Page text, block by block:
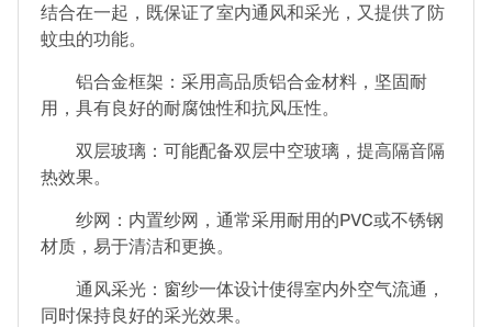
结合在一起，既保证了室内通风和采光，又提供了防
蚊虫的功能。
铝合金框架：采用高品质铝合金材料，坚固耐
用，具有良好的耐腐蚀性和抗风压性。
双层玻璃：可能配备双层中空玻璃，提高隔音隔
热效果。
纱网：内置纱网，通常采用耐用的PVC或不锈钢
材质，易于清洁和更换。
通风采光：窗纱一体设计使得室内外空气流通，
同时保持良好的采光效果。